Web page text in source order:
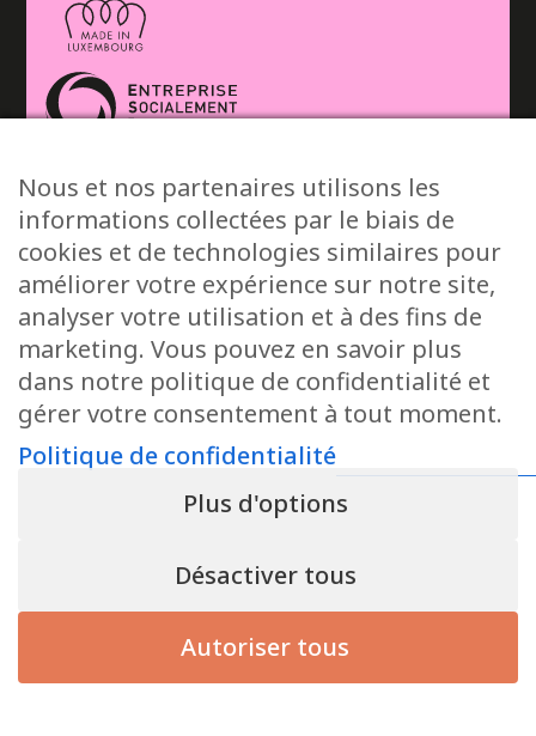
© 2026 Accentaigu’ •Politique de confidentialité
Nous et nos partenaires utilisons les
informations collectées par le biais de
cookies et de technologies similaires pour
améliorer votre expérience sur notre site,
analyser votre utilisation et à des fins de
marketing. Vous pouvez en savoir plus
dans notre politique de confidentialité et
gérer votre consentement à tout moment.
Politique de confidentialité
Plus d'options
Désactiver tous
Autoriser tous